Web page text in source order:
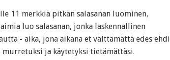
11 merkkiä pitkän salasanan luominen,
luo salasanan, jonka laskennallinen
- aika, jona aikana et välttämättä edes ehdi
murretuksi ja käytetyksi tietämättäsi.